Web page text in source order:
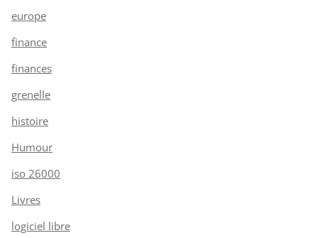
europe
finance
finances
grenelle
histoire
Humour
iso 26000
Livres
logiciel libre